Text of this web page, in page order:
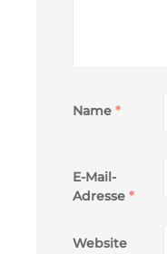
Name *
E-Mail-
Adresse *
Website